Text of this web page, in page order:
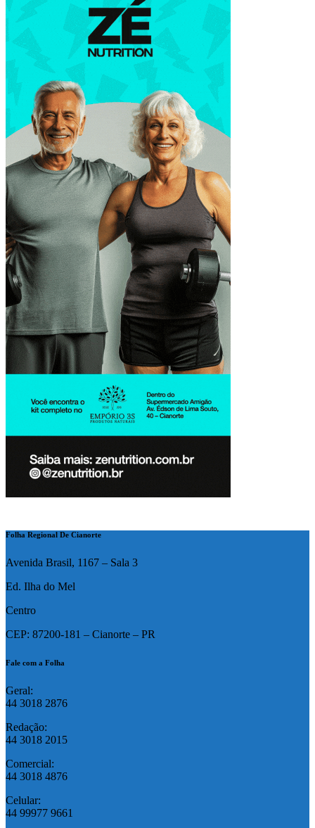
Folha Regional De Cianorte
Avenida Brasil, 1167 – Sala 3
Ed. Ilha do Mel
Centro
CEP: 87200-181 – Cianorte – PR
Fale com a Folha
Geral:
44 3018 2876
Redação:
44 3018 2015
Comercial:
44 3018 4876
Celular:
44 99977 9661